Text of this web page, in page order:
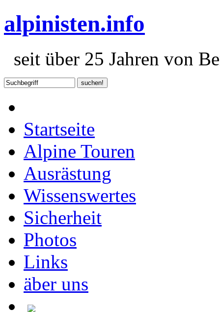
alpinisten.info
seit über 25 Jahren von
Startseite
Alpine Touren
Ausrästung
Wissenswertes
Sicherheit
Photos
Links
äber uns